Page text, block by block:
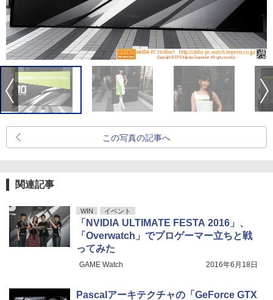
この写真の記事へ
関連記事
WIN イベント
「NVIDIA ULTIMATE FESTA 2016」、
「Overwatch」でプロゲーマー立ちと戦
ってみた
GAME Watch 2016年6月18日
Pascalアーキテクチャの「GeForce GTX